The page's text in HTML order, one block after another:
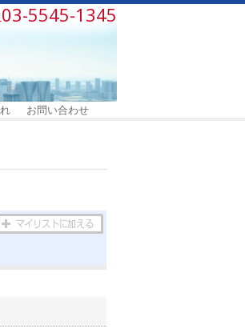
03-5545-1345
お問い合わせ